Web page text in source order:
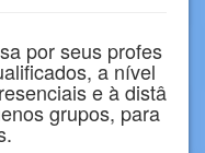
por seus profes
a nível
e à distâ
grupos, para